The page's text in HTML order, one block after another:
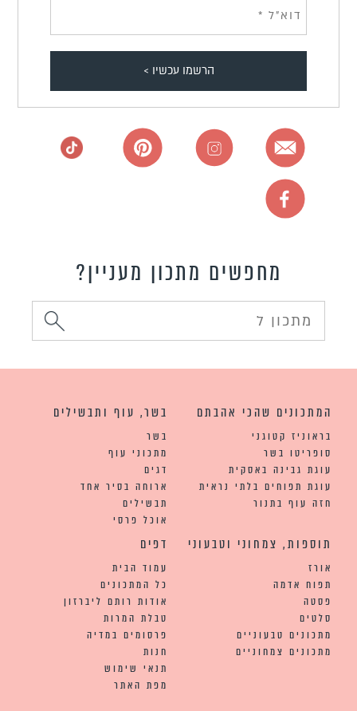
מחפשים מתכון מעניין?
המתכונים שהכי אהבתם
בראוניז קטוגני
סופריטו בשר
עוגת גבינה באסקית
עוגת תפוחים בלתי נראית
חזה עוף בתנור
בשר, עוף ותבשילים
בשר
מתכוני עוף
דגים
ארוחה בסיר אחד
תבשילים
אוכל פרסי
תוספות, צמחוני וטבעוני
אורז
תפוח אדמה
פסטה
סלטים
מתכונים טבעוניים
מתכונים צמחוניים
דפים
עמוד הבית
כל המתכונים
אודות רותם ליברזון
טבלת המרות
פרסומים במדיה
חנות
תנאי שימוש
מפת האתר